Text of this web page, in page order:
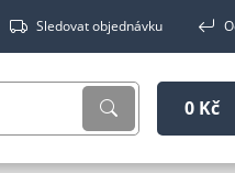
Sledovat objednávku
0 Kč